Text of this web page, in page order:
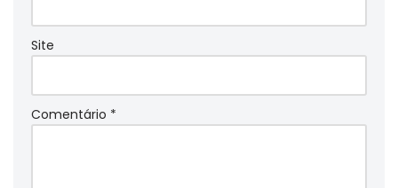
Site
Comentário *